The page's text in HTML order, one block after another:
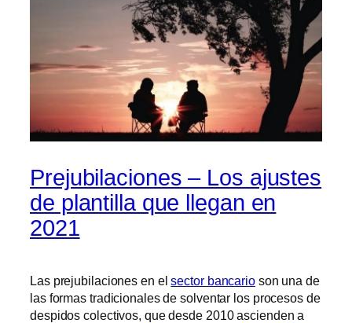
Prejubilaciones – Los ajustes
de plantilla que llegan en
2021
Las prejubilaciones en elsector bancarioson una de
las formas tradicionales de solventar los procesos de
despidos colectivos, que desde 2010 ascienden a